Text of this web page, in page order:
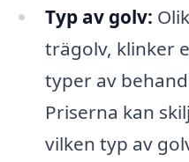
Typ av golv:
trägolv, klinker
typer av
Priserna kan
vilken typ av